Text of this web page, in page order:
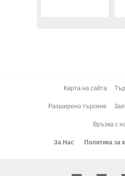
Карта на сайта
Разширено търсене
Връзка с
За Нас Политика за